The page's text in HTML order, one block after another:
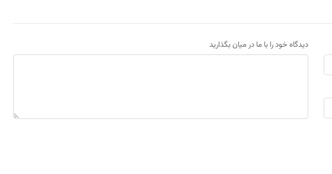
دیدگاه خود را با ما در میان بگذارید